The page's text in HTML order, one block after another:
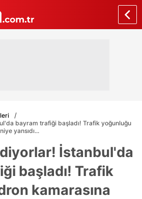
bayram trafiği başladı! Trafik yoğunluğu
yansıdı...
İstanbul'da
başladı! Trafik
kamarasına